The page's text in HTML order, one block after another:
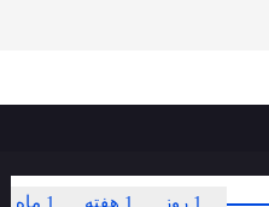
1 ماه 1 هفته 1 روز